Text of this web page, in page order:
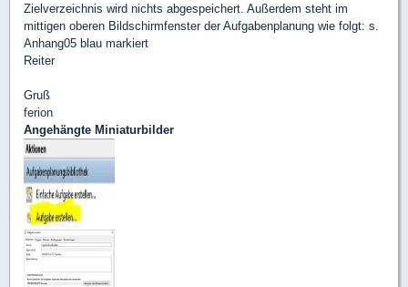
Zielverzeichnis wird nichts abgespeichert. Außerdem steht im
mittigen oberen Bildschirmfenster der Aufgabenplanung wie folgt: s.
Anhang05 blau markiert
Reiter
Gruß
ferion
Angehängte Miniaturbilder